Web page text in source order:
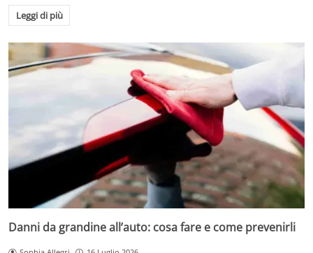
Leggi di più
Danni da grandine all’auto: cosa fare e come prevenirli